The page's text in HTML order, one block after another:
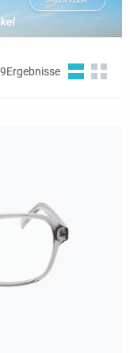
Ergebnisse